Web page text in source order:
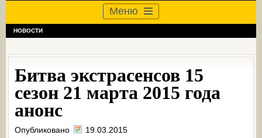
Меню
НОВОСТИ
Битва экстрасенсов 15
сезон 21 марта 2015 года
анонс
Опубликовано 19.03.2015